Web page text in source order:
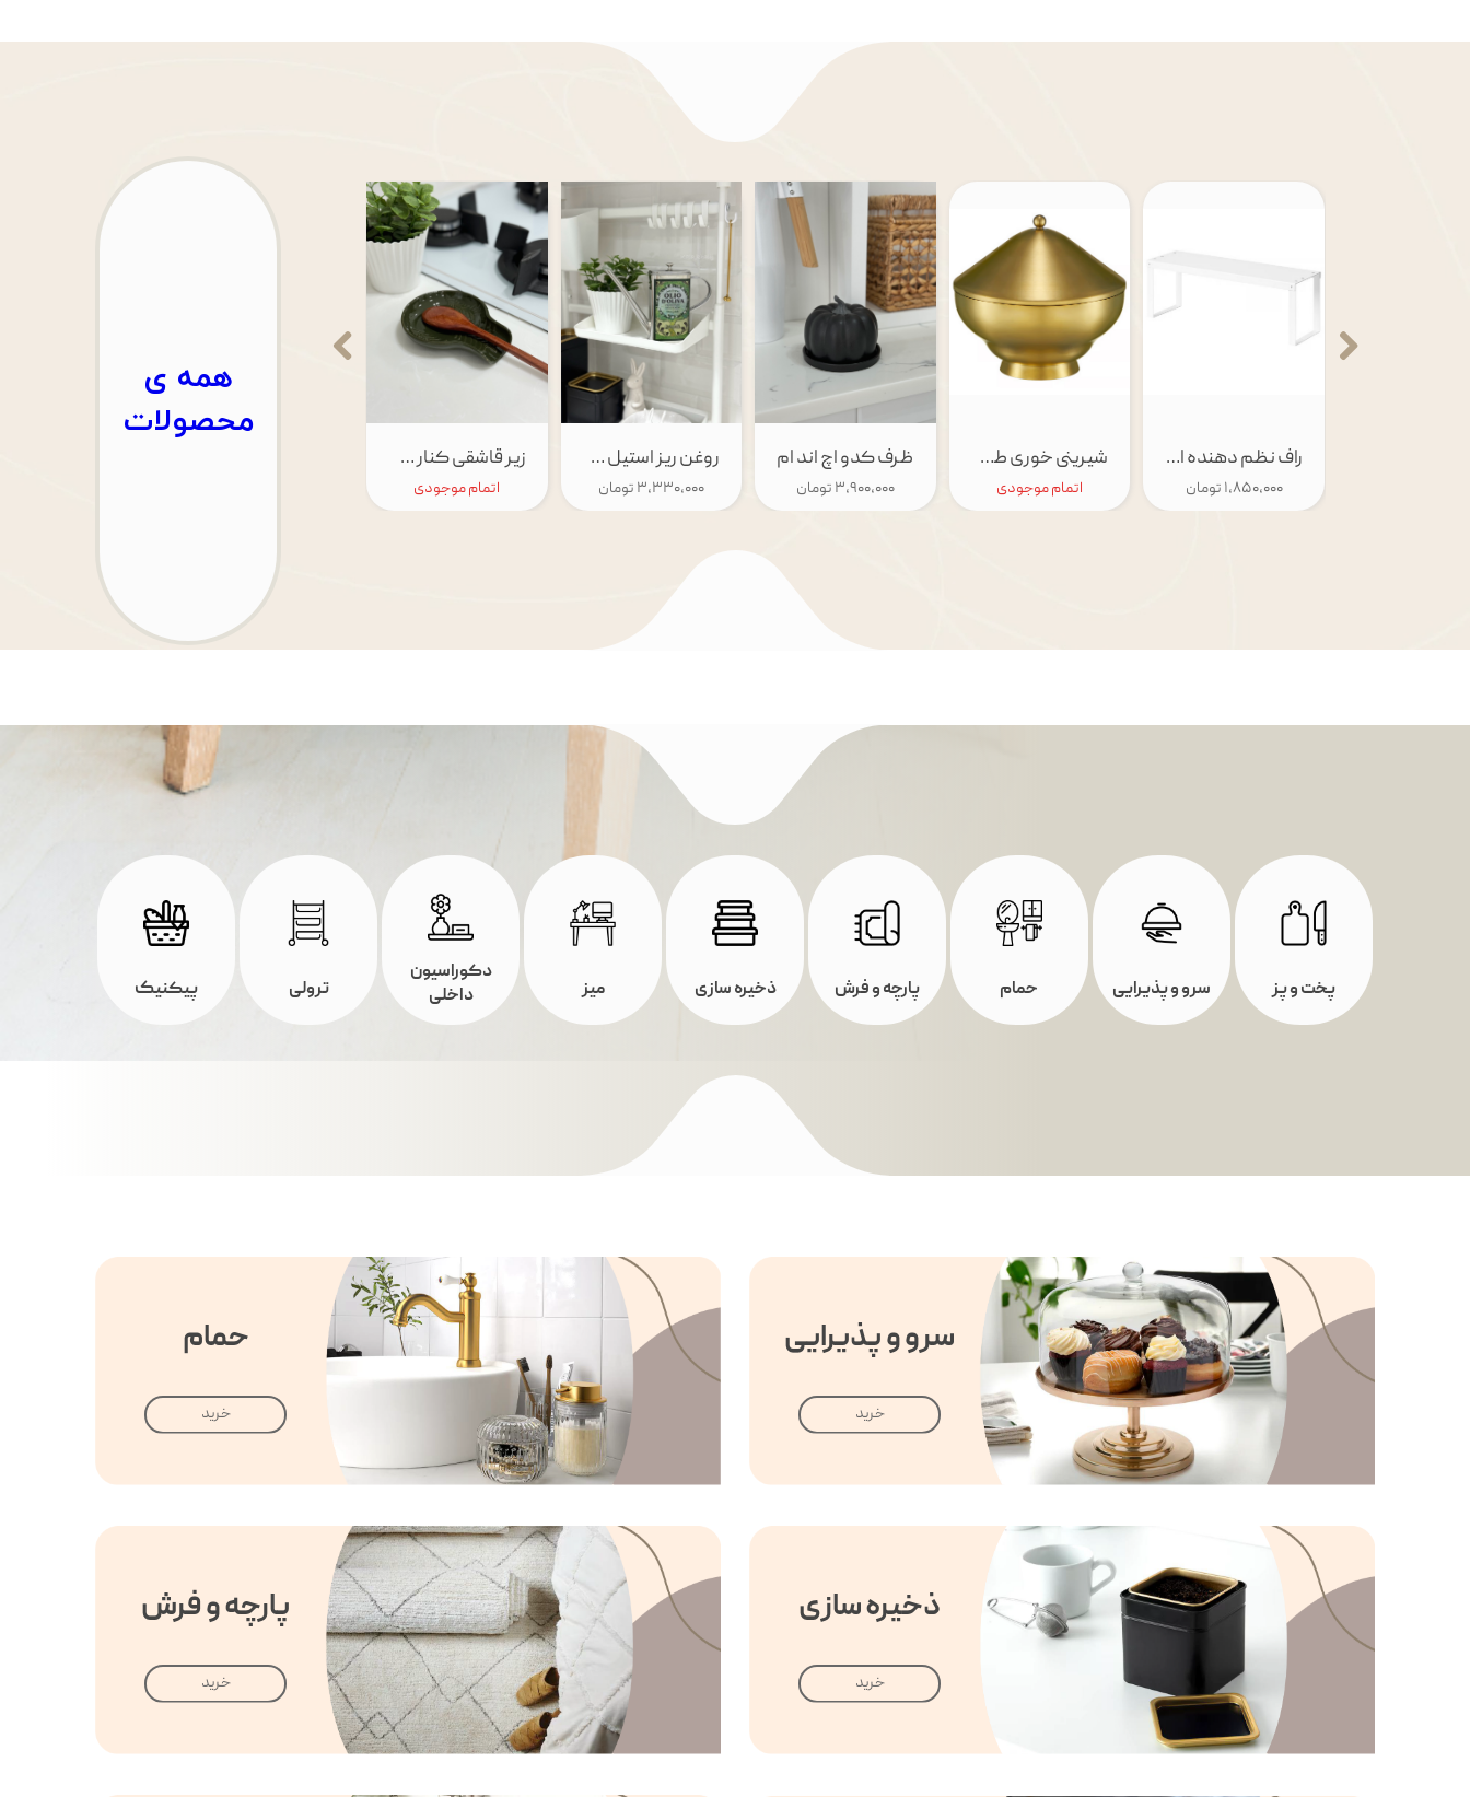
​همه ی
محصولات
زیر قاشقی کنار گاز وارداتی
اتمام موجودی
روغن ریز استیل هومسنتر
۳,۳۳۰,۰۰۰ تومان
ظرف کدو اچ اند ام
۳,۹۰۰,۰۰۰ تومان
شیرینی خوری طلایی ایکیا مدل GOKVÄLLÅ
اتمام موجودی
راف نظم دهنده ایکیا مدل VARIERA
۱,۸۵۰,۰۰۰ تومان
پخت و پز سرو و پذیرایی حمام پارچه و فرش ذخیره سازی میز
دکوراسیون
داخلی
ترولی پیکنیک
خرید
حمام
خرید
سرو و پذیرایی
پارچه و فرش
خرید
ذخیره سازی
خرید